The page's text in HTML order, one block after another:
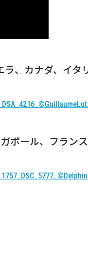
ラ、カナダ、イタ
ポール、フランス)